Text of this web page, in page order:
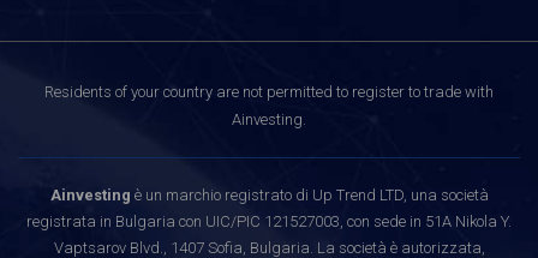
Residents of your country are not permitted to register to trade with
Ainvesting.
Ainvesting è un marchio registrato di Up Trend LTD, una società
registrata in Bulgaria con UIC/PIC 121527003, con sede in 51A Nikola Y.
Vaptsarov Blvd., 1407 Sofia, Bulgaria. La società è autorizzata,